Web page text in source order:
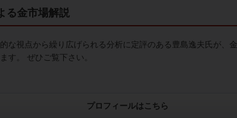
る金市場解説
な視点から繰り広げられる分析に定評のある豊島逸夫氏が、
す。 ぜひご覧下さい。
プロフィールはこちら
とは
の魅力
（金の果実）
）の手続き
る金市場解説
ルデータ